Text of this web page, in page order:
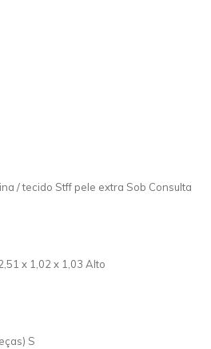
/ tecido Stff pele extra Sob Consulta
x 1,02 x 1,03 Alto
S